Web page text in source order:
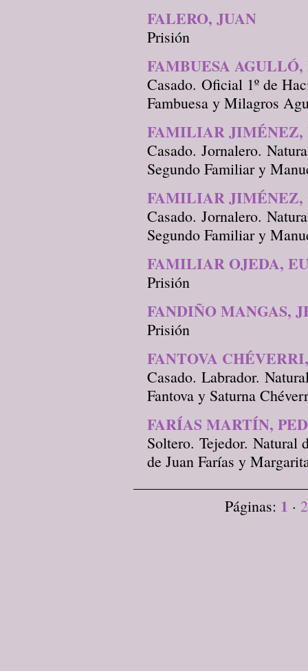
FALERO, JUAN
Prisión
FAMBUESA
Casado. Oficial 1º de
Fambuesa y Milagros
FAMILIAR JIMÉNEZ,
Casado. Jornalero.
Segundo Familiar y
FAMILIAR JIMÉNEZ,
Casado. Jornalero.
Segundo Familiar y
FAMILIAR OJEDA,
Prisión
FANDIÑO MANGAS,
Prisión
FANTOVA
Casado. Labrador.
Fantova y Saturna
FARÍAS MARTÍN,
Soltero. Tejedor. Natural
de Juan Farías y
Páginas: 1 ·